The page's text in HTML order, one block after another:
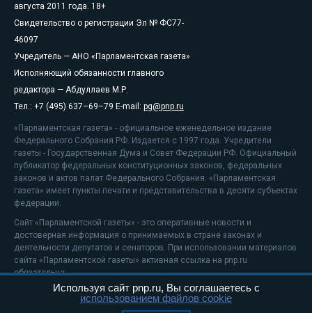
августа 2011 года. 18+
Свидетельство о регистрации Эл № ФС77-
46097
Учредитель — АНО «Парламентская газета»
Исполняющий обязанности главного
редактора — Абдуллаев М.Р.
Тел.: +7 (495) 637–69–79 E-mail: pg@pnp.ru
«Парламентская газета» - официальное еженедельное издание
Федерального Собрания РФ. Издается с 1997 года. Учредители
газеты - Государственная Дума и Совет Федерации РФ. Официальный
публикатор федеральных конституционных законов, федеральных
законов и актов палат Федерального Собрания. «Парламентская
газета» имеет пункты печати и представительства в десяти субъектах
федерации.
Сайт «Парламентской газеты» - это оперативные новости и
достоверная информация о принимаемых в стране законах и
деятельности депутатов и сенаторов. При использовании материалов
сайта «Парламентской газеты» активная ссылка на pnp.ru
обязательна.
На информационном ресурсе применяютсярекомендательные
Используя сайт pnp.ru, Вы соглашаетесь с
использованием файлов cookie